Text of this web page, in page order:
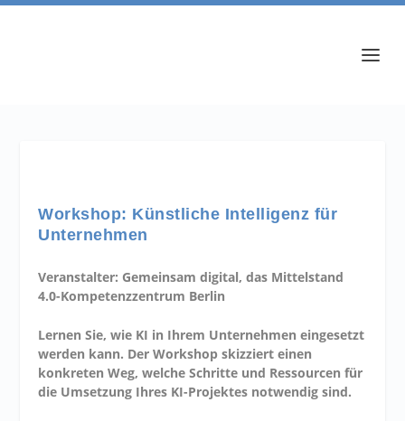
Workshop: Künstliche Intelligenz für
Unternehmen
Veranstalter: Gemeinsam digital, das Mittelstand
4.0-Kompetenzzentrum Berlin
Lernen Sie, wie KI in Ihrem Unternehmen eingesetzt
werden kann. Der Workshop skizziert einen
konkreten Weg, welche Schritte und Ressourcen für
die Umsetzung Ihres KI-Projektes notwendig sind.